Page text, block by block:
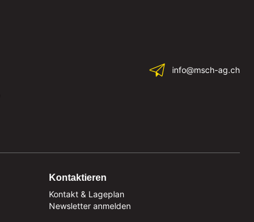
info@msch-ag.ch
Kontaktieren
Kontakt & Lageplan
Newsletter anmelden